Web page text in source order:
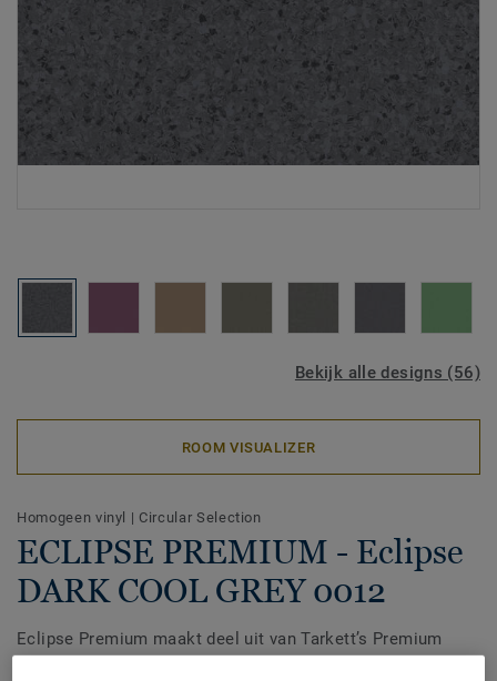
Bekijk alle designs (56)
ROOM VISUALIZER
Homogeen vinyl | Circular Selection
ECLIPSE PREMIUM - Eclipse
DARK COOL GREY 0012
Eclipse Premium maakt deel uit van Tarkett’s Premium